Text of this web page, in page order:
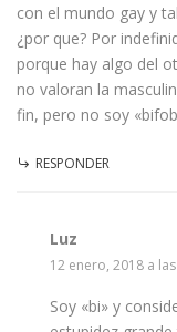
con el mundo gay y
¿por que? Por
porque hay algo del
no valoran la
fin, pero no soy
RESPONDER
Luz
12 enero, 2018 a
Soy «bi» y